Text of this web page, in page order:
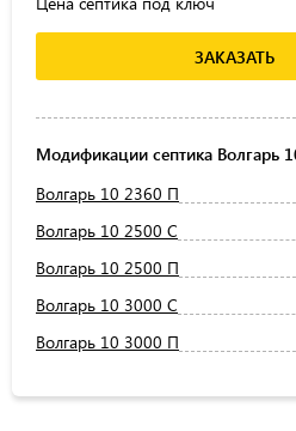
ЗАКАЗАТЬ
Модификации септика Волгарь
Волгарь 10 2360 П
Волгарь 10 2500 С
Волгарь 10 2500 П
Волгарь 10 3000 С
Волгарь 10 3000 П